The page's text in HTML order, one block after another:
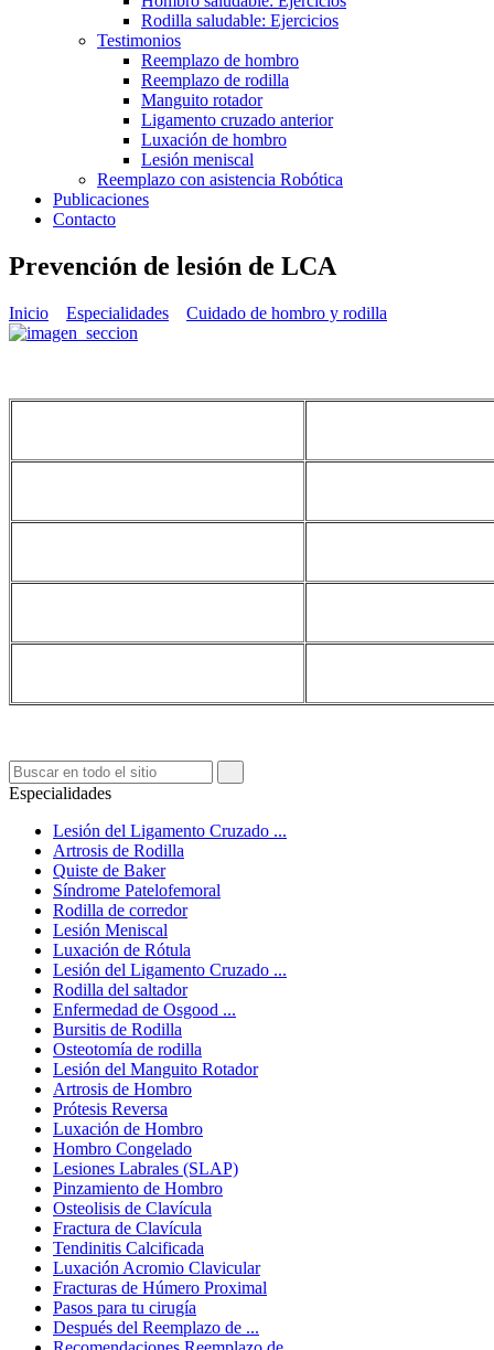
Rodilla saludable: Ejercicios
Testimonios
Reemplazo de hombro
Reemplazo de rodilla
Manguito rotador
Ligamento cruzado anterior
Luxación de hombro
Lesión meniscal
Reemplazo con asistencia Robótica
Publicaciones
Contacto
Prevención de lesión de LCA
Inicio Especialidades Cuidado de hombro y rodilla
Especialidades
Lesión del Ligamento Cruzado ...
Artrosis de Rodilla
Quiste de Baker
Síndrome Patelofemoral
Rodilla de corredor
Lesión Meniscal
Luxación de Rótula
Lesión del Ligamento Cruzado ...
Rodilla del saltador
Enfermedad de Osgood ...
Bursitis de Rodilla
Osteotomía de rodilla
Lesión del Manguito Rotador
Artrosis de Hombro
Prótesis Reversa
Luxación de Hombro
Hombro Congelado
Lesiones Labrales (SLAP)
Pinzamiento de Hombro
Osteolisis de Clavícula
Fractura de Clavícula
Tendinitis Calcificada
Luxación Acromio Clavicular
Fracturas de Húmero Proximal
Pasos para tu cirugía
Después del Reemplazo de ...